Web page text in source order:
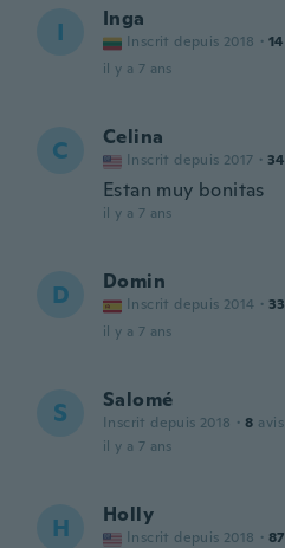
I Inga
Inscrit depuis 2018 · 14
il y a 7 ans
C Celina
Inscrit depuis 2017 · 34
Estan muy bonitas
il y a 7 ans
D Domin
Inscrit depuis 2014 · 33
il y a 7 ans
S Salomé
Inscrit depuis 2018 · 8 avis
il y a 7 ans
H Holly
Inscrit depuis 2018 · 87